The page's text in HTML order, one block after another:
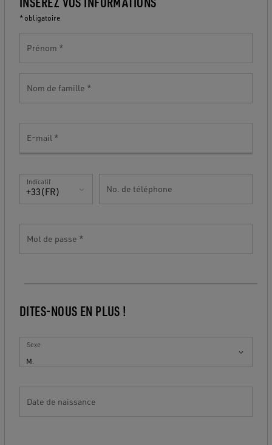
* obligatoire
Prénom
Nom de famille
E-mail
+33(FR)
Indicatif
No. de téléphone
Mot de passe
DITES-NOUS EN PLUS !
M.
Sexe
Date de naissance